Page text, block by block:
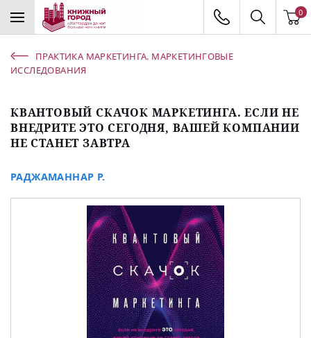
0
ПРАКТИКА МАРКЕТИНГА. МАРКЕТИНГОВЫЕ
ИССЛЕДОВАНИЯ
КВАНТОВЫЙ СКАЧОК МАРКЕТИНГА. ЕСЛИ НЕ
ВНЕДРИТЕ ЭТО СЕГОДНЯ, ВАШЕЙ КОМПАНИИ
НЕ СТАНЕТ ЗАВТРА
РАДЖАМАННАР Р.